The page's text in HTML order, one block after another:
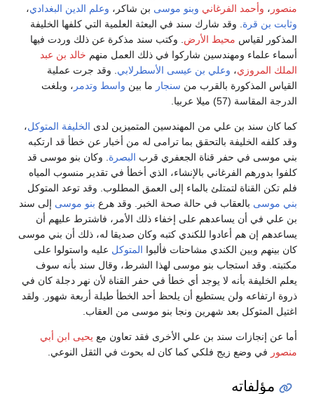
منصور ، وأحمد الفرغاني وبنو موسى بن شاكر، وعلم الدين البغدادي،
وثابت بن قرة. وقد شارك سند في البعثة العلمية التي كلفها الخليفة
المذكور لقياس محيط الأرض. وكتب سند مذكرة عن ذلك وردت فيها
أسماء علماء ومهندسين شاركوا في ذلك العمل منهم خالد بن عبد
الملك المروزي، وعلي بن عيسى الأسطرلابي. وقد جرت عملية
القياس المذكورة بالقرب من سنجار ما بين واسط وتدمر ، وبلغت
الدرجة المقاسة (57) ميلا عربيا.
كما كان سند بن علي من المهندسين المتميزين لدى الخليفة المتوكل،
وقد كلفه الخليفة بالتحقق بما ترامى له من أخبار عن خطأ قد ارتكبه
بني موسى في حفر قناة الجعفري قرب البصرة. وكان بنو موسى قد
كلفوا بدورهم الفرغاني بالإنشاء، الذي أخطأ في تقدير منسوب المياه
فلم تكن القناة لتمتلئ بالماء إلى العمق المطلوب. وقد توعد المتوكل
بني موسى بالعقاب في حالة صحة الخبر. وقد هرع بنو موسى إلى سند
بن علي في أن يساعدهم على إخفاء ذلك الأمر، فاشترط عليهم أن
يساعدهم إن هم أعادوا للكندي كتبه وكان صديقا له، ذلك أن بني موسى
كان بينهم وبين الكندي مشاحنات فألبوا المتوكل عليه واستولوا على
مكتبته. وقد استجاب بنو موسى لهذا الشرط، وقال سند بأنه سوف
يعلم الخليفة بأنه لا يوجد أي خطأ في حفر القناة لأن نهر دجلة كان في
ذروة ارتفاعه ولن يستطيع أن يلحظ أحد الخطأ طيلة أربعة شهور. ولقد
اغتيل المتوكل بعد شهرين ونجا بنو موسى من العقاب.
أما عن إنجازات سند بن علي الأخرى فقد تعاون مع يحيى ابن أبي
منصور في وضع زيج فلكي كما كان له بحوث في الثقل النوعي.
مؤلفاته